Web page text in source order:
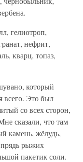
гелиотроп,
нефрит,
кварц, топаз,
который
всего. Это был
со всех сторон,
сказали, что там
камень, жёлудь,
рыжих
пакетик соли.